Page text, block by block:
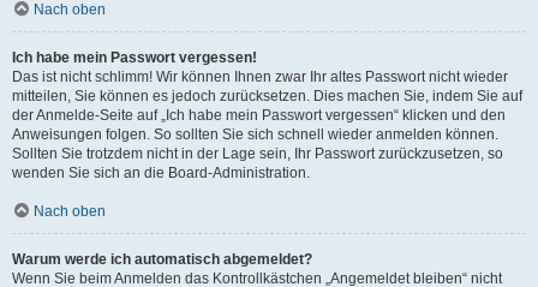
Nach oben
Ich habe mein Passwort vergessen!
Das ist nicht schlimm! Wir können Ihnen zwar Ihr altes Passwort nicht wieder
mitteilen, Sie können es jedoch zurücksetzen. Dies machen Sie, indem Sie auf
der Anmelde-Seite auf „Ich habe mein Passwort vergessen“ klicken und den
Anweisungen folgen. So sollten Sie sich schnell wieder anmelden können.
Sollten Sie trotzdem nicht in der Lage sein, Ihr Passwort zurückzusetzen, so
wenden Sie sich an die Board-Administration.
Nach oben
Warum werde ich automatisch abgemeldet?
Wenn Sie beim Anmelden das Kontrollkästchen „Angemeldet bleiben“ nicht